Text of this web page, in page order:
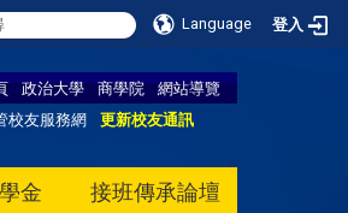
Language 登入
政治大學 商學院
網站導覽
校友服務網
更新校友通訊
金 接班傳承論壇